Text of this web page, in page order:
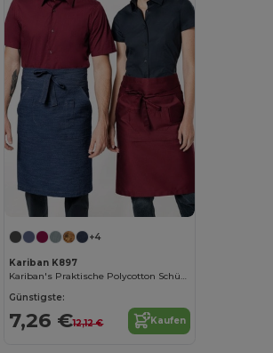
+4
Kariban K897
Kariban's Praktische Polycotton Schürze für Herren
Günstigste:
7,26 €12,12 € Kaufen